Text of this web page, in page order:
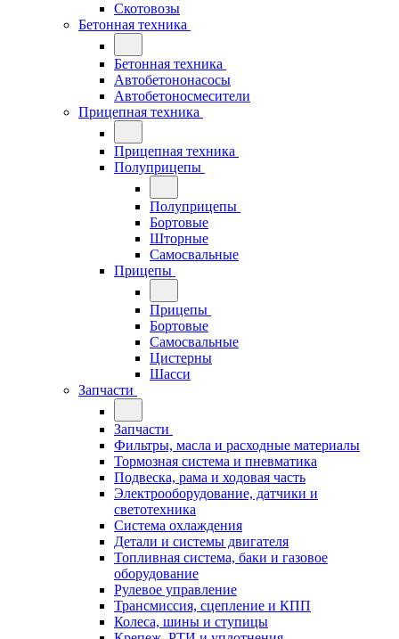
Скотовозы
Бетонная техника
Бетонная техника
Автобетононасосы
Автобетоносмесители
Прицепная техника
Прицепная техника
Полуприцепы
Полуприцепы
Бортовые
Шторные
Самосвальные
Прицепы
Прицепы
Бортовые
Самосвальные
Цистерны
Шасси
Запчасти
Запчасти
Фильтры, масла и расходные материалы
Тормозная система и пневматика
Подвеска, рама и ходовая часть
Электрооборудование, датчики и
светотехника
Система охлаждения
Детали и системы двигателя
Топливная система, баки и газовое
оборудование
Рулевое управление
Трансмиссия, сцепление и КПП
Колеса, шины и ступицы